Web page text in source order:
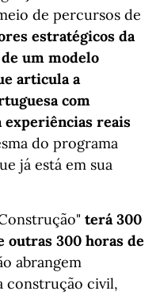
de percursos de
estratégicos da
um modelo
articula a
com
experiências reais
do programa
já está em sua
terá 300
outras 300 horas de
abrangem
construção civil,